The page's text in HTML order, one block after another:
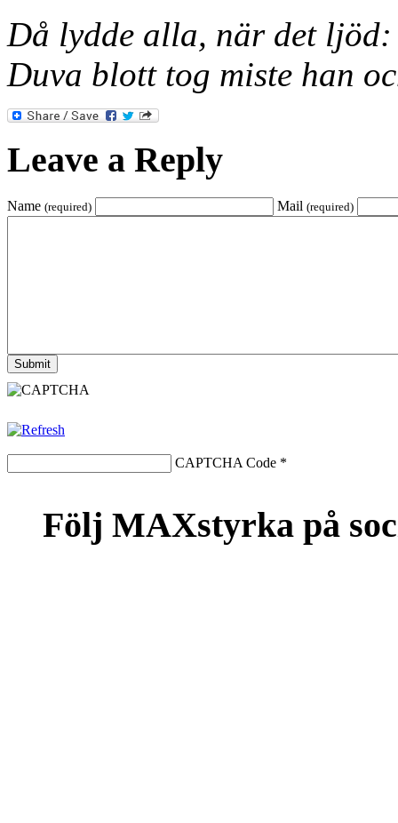
Då lydde alla, när det
Duva blott tog miste han
Leave a Reply
Name (required) Mail (required)
CAPTCHA Code *
Följ MAXstyrka på